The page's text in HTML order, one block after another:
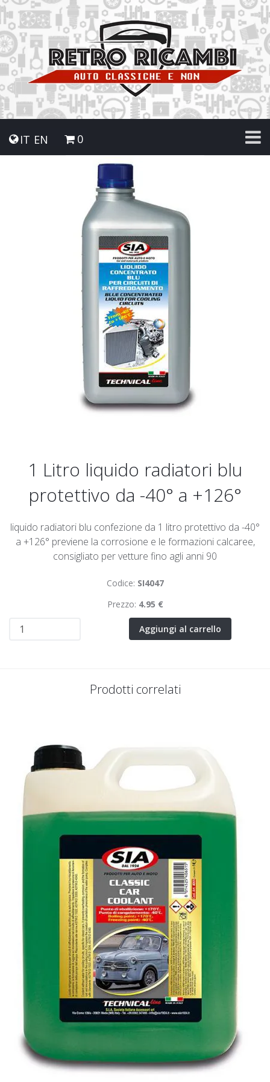
IT EN 0
1 Litro liquido radiatori blu
protettivo da -40° a +126°
liquido radiatori blu confezione da 1 litro protettivo da -40°
a +126° previene la corrosione e le formazioni calcaree,
consigliato per vetture fino agli anni 90
Codice: SI4047
Prezzo: 4.95 €
Aggiungi al carrello
Prodotti correlati